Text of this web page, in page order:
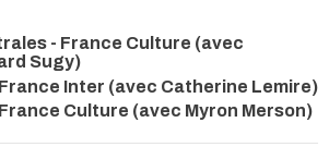
- France Culture (avec
Sugy)
Inter (avec Catherine Lemire)
Culture (avec Myron Merson)